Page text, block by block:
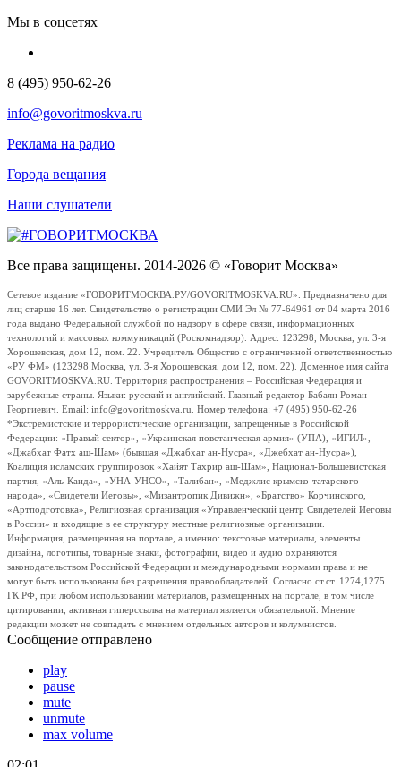
Мы в соцсетях
8 (495) 950-62-26
info@govoritmoskva.ru
Реклама на радио
Города вещания
Наши слушатели
Все права защищены. 2014-2026 © «Говорит Москва»
Сетевое издание «ГОВОРИТМОСКВА.РУ/GOVORITMOSKVA.RU». Предназначено для
лиц старше 16 лет. Свидетельство о регистрации СМИ Эл № 77-64961 от 04 марта 2016
года выдано Федеральной службой по надзору в сфере связи, информационных
технологий и массовых коммуникаций (Роскомнадзор). Адрес: 123298, Москва, ул. 3-я
Хорошевская, дом 12, пом. 22. Учредитель Общество с ограниченной ответственностью
«РУ ФМ» (123298 Москва, ул. 3-я Хорошевская, дом 12, пом. 22). Доменное имя сайта
GOVORITMOSKVA.RU. Территория распространения – Российская Федерация и
зарубежные страны. Языки: русский и английский. Главный редактор Бабаян Роман
Георгиевич. Email: info@govoritmoskva.ru. Номер телефона: +7 (495) 950-62-26
*Экстремистские и террористические организации, запрещенные в Российской
Федерации: «Правый сектор», «Украинская повстанческая армия» (УПА), «ИГИЛ»,
«Джабхат Фатх аш-Шам» (бывшая «Джабхат ан-Нусра», «Джебхат ан-Нусра»),
Коалиция исламских группировок «Хайят Тахрир аш-Шам», Национал-Большевистская
партия, «Аль-Каида», «УНА-УНСО», «Талибан», «Меджлис крымско-татарского
народа», «Свидетели Иеговы», «Мизантропик Дивижн», «Братство» Корчинского,
«Артподготовка», Религиозная организация «Управленческий центр Свидетелей Иеговы
в России» и входящие в ее структуру местные религиозные организации.
Информация, размещенная на портале, а именно: текстовые материалы, элементы
дизайна, логотипы, товарные знаки, фотографии, видео и аудио охраняются
законодательством Российской Федерации и международными нормами права и не
могут быть использованы без разрешения правообладателей. Согласно ст.ст. 1274,1275
ГК РФ, при любом использовании материалов, размещенных на портале, в том числе
цитировании, активная гиперссылка на материал является обязательной. Мнение
редакции может не совпадать с мнением отдельных авторов и колумнистов.
Сообщение отправлено
play
pause
mute
unmute
max volume